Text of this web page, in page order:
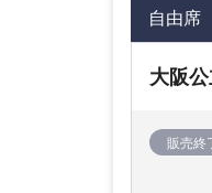
自由席
大阪
販売終